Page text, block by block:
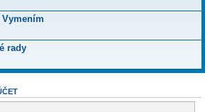
Vymením
rady